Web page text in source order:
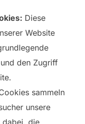
Diese
Website
den Zugriff
sammeln
unsere
dabei, die